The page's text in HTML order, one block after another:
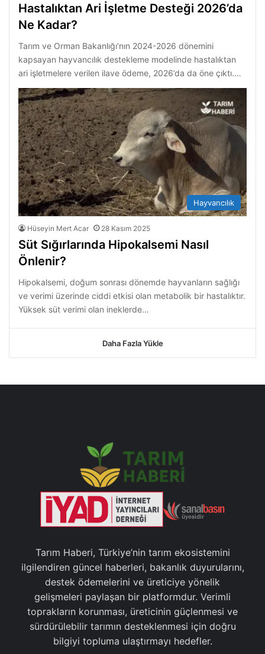
Hastalıktan Ari İşletme Desteği 2026’da
Ne Kadar?
Tarım ve Orman Bakanlığı’nın 2024-2026 dönemini
kapsayan hayvancılık destekleme modelinde hastalıktan
ari işletmelere verilen ilave ödeme, 2026’da da öne çıktı.…
Hayvancılık
Hüseyin Mert Acar 28 Kasım 2025
Süt Sığırlarında Hipokalsemi Nasıl
Önlenir?
Hipokalsemi, doğum sonrası dönemde hayvanların sağlığı
ve verimi üzerinde ciddi etkisi olan metabolik bir hastalıktır.
Yüksek süt verimi olan ineklerde…
Daha Fazla Yükle
Tarım Haberi, Türkiye’nin tarım ekosistemini
ilgilendiren güncel haberleri, bakanlık duyurularını,
destek ödemelerini ve üreticiye yönelik
gelişmeleri paylaşan bir platformdur. Verimli
toprakların korunması, üreticinin güçlenmesi ve
sürdürülebilir tarımın desteklenmesi için doğru
bilgiyi topluma ulaştırmayı hedefler.